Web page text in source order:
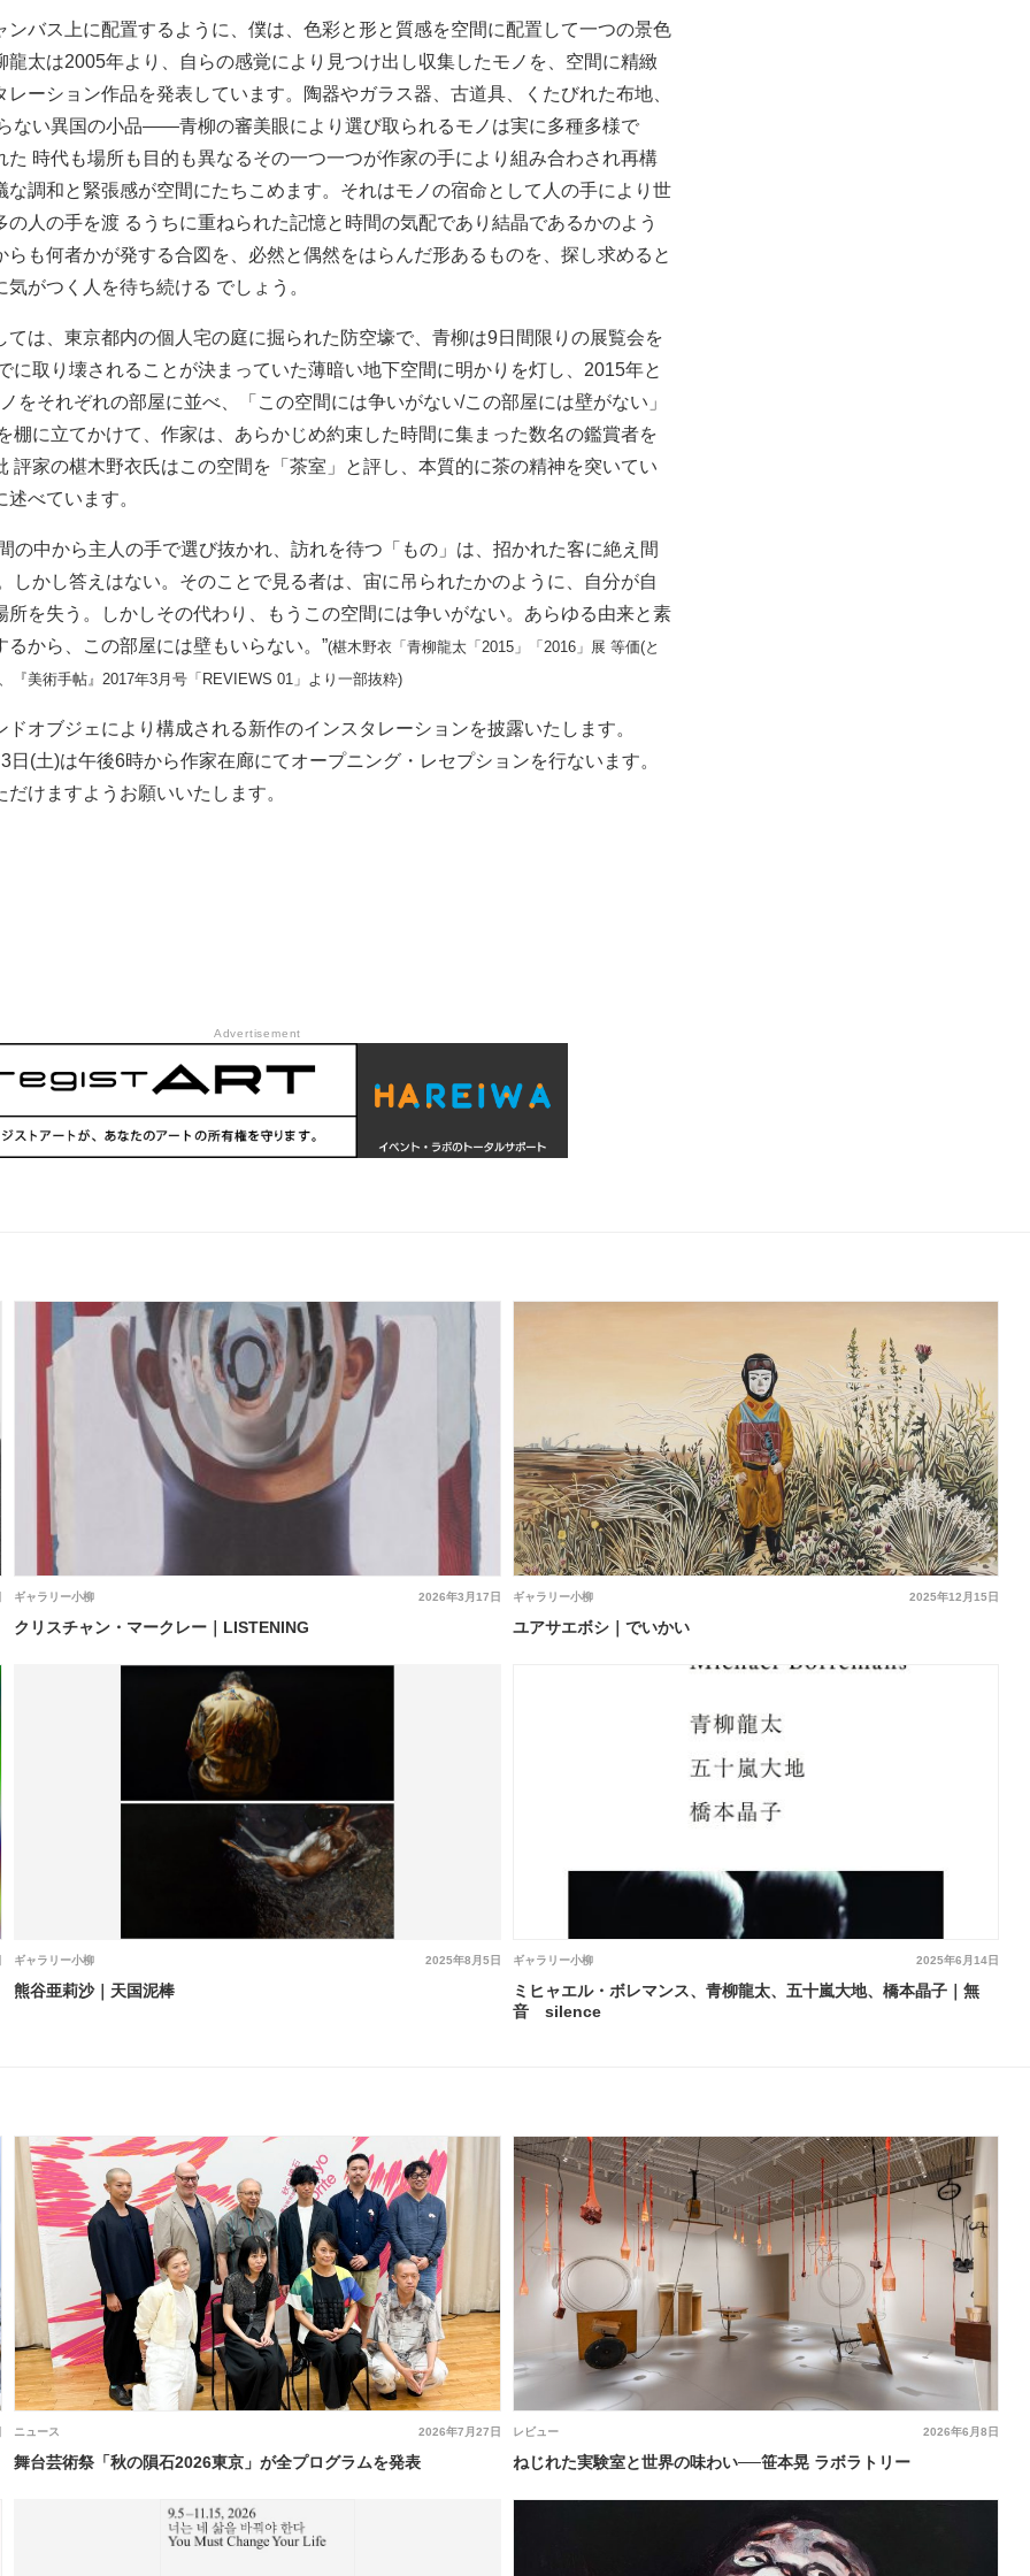
ンバス上に配置するように、僕は、色彩と形と質感を空間に配置して一つの景色
龍太は2005年より、自らの感覚により見つけ出し収集したモノを、空間に精緻
レーション作品を発表しています。陶器やガラス器、古道具、くたびれた布地、
ない異国の小品――青柳の審美眼により選び取られるモノは実に多種多様で
た 時代も場所も目的も異なるその一つ一つが作家の手により組み合わされ再構
な調和と緊張感が空間にたちこめます。それはモノの宿命として人の手により世
の人の手を渡 るうちに重ねられた記憶と時間の気配であり結晶であるかのよう
らも何者かが発する合図を、必然と偶然をはらんだ形あるものを、探し求めると
がつく人を待ち続ける でしょう。
ては、東京都内の個人宅の庭に掘られた防空壕で、青柳は9日間限りの展覧会を
に取り壊されることが決まっていた薄暗い地下空間に明かりを灯し、2015年と
をそれぞれの部屋に並べ、「この空間には争いがない/この部屋には壁がない」
棚に立てかけて、作家は、あらかじめ約束した時間に集まった数名の鑑賞者を
評家の椹木野衣氏はこの空間を「茶室」と評し、本質的に茶の精神を突いてい
べています。
の中から主人の手で選び抜かれ、訪れを待つ「もの」は、招かれた客に絶え間
しかし答えはない。そのことで見る者は、宙に吊られたかのように、自分が自
所を失う。しかしその代わり、もうこの空間には争いがない。あらゆる由来と素
るから、この部屋には壁もいらない。”(椹木野衣「青柳龍太「2015」「2016」展 等価(と
『美術手帖』2017年3月号「REVIEWS 01」より一部抜粋)
ドオブジェにより構成される新作のインスタレーションを披露いたします。
日(土)は午後6時から作家在廊にてオープニング・レセプションを行ないます。
けますようお願いいたします。
Advertisement
2026年3月17日
ギャラリー小柳
クリスチャン・マークレー｜LISTENING
2025年12月15日
ギャラリー小柳
ユアサエボシ｜でいかい
2025年8月5日
ギャラリー小柳
熊谷亜莉沙｜天国泥棒
2025年6月14日
ギャラリー小柳
ミヒャエル・ボレマンス、青柳龍太、五十嵐大地、橋本晶子｜無
音 silence
2026年7月27日
ニュース
舞台芸術祭「秋の隕石2026東京」が全プログラムを発表
2026年6月8日
レビュー
ねじれた実験室と世界の味わい──笹本晃 ラボラトリー